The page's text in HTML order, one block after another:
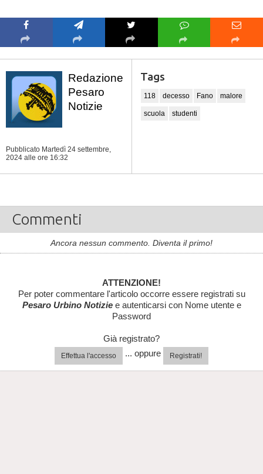
Redazione
Pesaro
Notizie
Pubblicato Martedì 24 settembre,
2024 alle ore 16:32
Tags
118 decesso Fano malore
scuola studenti
Commenti
Ancora nessun commento. Diventa il primo!
ATTENZIONE!
Per poter commentare l'articolo occorre essere registrati su
Pesaro Urbino Notiziee autenticarsi con Nome utente e
Password
Già registrato?
Effettua l'accesso ... oppure Registrati!